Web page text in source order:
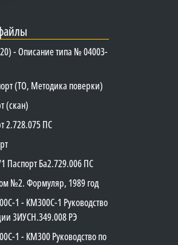
- Описание типа № 04003-
(ТО, Методика поверки)
(скан)
2.728.075 ПС
Паспорт Ба2.729.006 ПС
№2. Формуляр, 1989 год
1 - КМ300C-1 Руководство
3ИУСН.349.008 РЭ
1 - КМ300 Руководство по